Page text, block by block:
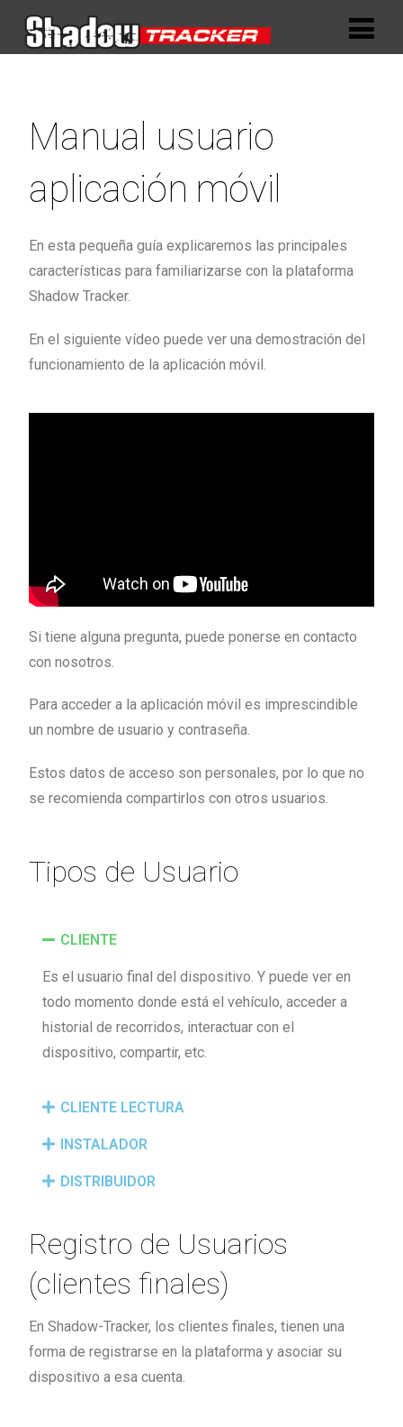
Manual usuario
aplicación móvil
En esta pequeña guía explicaremos las principales
características para familiarizarse con la plataforma
Shadow Tracker.
En el siguiente vídeo puede ver una demostración del
funcionamiento de la aplicación móvil.
Si tiene alguna pregunta, puede ponerse en contacto
con nosotros.
Para acceder a la aplicación móvil es imprescindible
un nombre de usuario y contraseña.
Estos datos de acceso son personales, por lo que no
se recomienda compartirlos con otros usuarios.
Tipos de Usuario
CLIENTE
Es el usuario final del dispositivo. Y puede ver en
todo momento donde está el vehículo, acceder a
historial de recorridos, interactuar con el
dispositivo, compartir, etc.
CLIENTE LECTURA
INSTALADOR
DISTRIBUIDOR
Registro de Usuarios
(clientes finales)
En Shadow-Tracker, los clientes finales, tienen una
forma de registrarse en la plataforma y asociar su
dispositivo a esa cuenta.